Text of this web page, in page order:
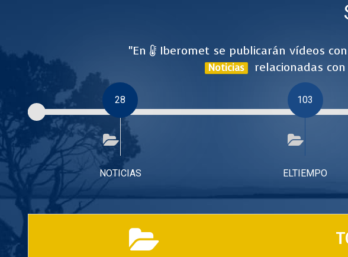
"En Iberomet se publicarán vídeos
Noticias relacionadas
28
NOTICIAS
103
ELTIEMPO